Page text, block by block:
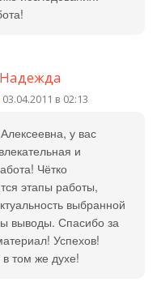
03.04.2011 в 02:13
у вас
и
Чётко
этапы работы,
выбранной
выводы. Спасибо за
Успехов!
том же духе!